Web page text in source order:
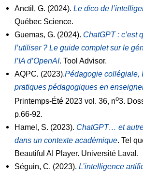
Anctil, G. (2024). Le dico de
Québec Science.
Guemas, G. (2024). ChatGPT : c’est
l’utiliser ? Le guide complet sur le
l’IA d’OpenAI. Tool Advisor.
AQPC. (2023).Pédagogie collégiale,
pratiques pédagogiques en
Printemps-Été 2023 vol. 36, no3.
p.66-92.
Hamel, S. (2023). ChatGPT… et
dans un contexte académique. Tel
Beautiful AI Player. Université Laval.
Séguin, C. (2023). L’intelligence